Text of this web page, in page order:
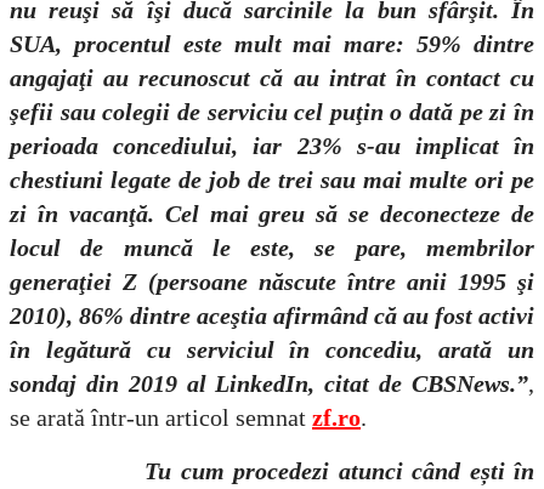
nu reuşi să îşi ducă sarcinile la bun sfârşit. În
SUA, procentul este mult mai mare: 59% dintre
angajaţi au recunoscut că au intrat în contact cu
şefii sau colegii de serviciu cel puţin o dată pe zi în
perioada concediului, iar 23% s-au implicat în
chestiuni legate de job de trei sau mai multe ori pe
zi în vacanţă. Cel mai greu să se deconecteze de
locul de muncă le este, se pare, membrilor
generaţiei Z (persoane născute între anii 1995 şi
2010), 86% dintre aceştia afirmând că au fost activi
în legătură cu serviciul în concediu, arată un
sondaj din 2019 al LinkedIn, citat de CBSNews.”,
se arată într-un articol semnat zf.ro.
Tu cum procedezi atunci când ești în